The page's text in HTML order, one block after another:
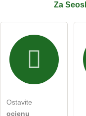
Za
Ostavite
ocjenu